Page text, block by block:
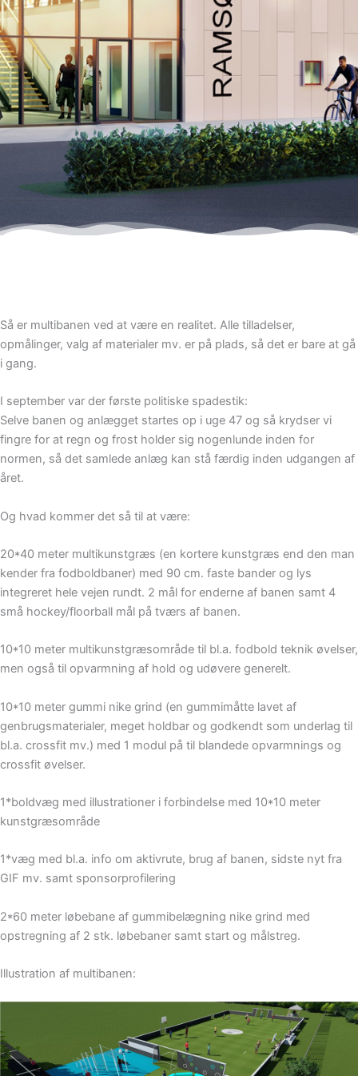
Så er multibanen ved at være en realitet. Alle tilladelser,
opmålinger, valg af materialer mv. er på plads, så det er bare at gå
i gang.
I september var der første politiske spadestik:
Selve banen og anlægget startes op i uge 47 og så krydser vi
fingre for at regn og frost holder sig nogenlunde inden for
normen, så det samlede anlæg kan stå færdig inden udgangen af
året.
Og hvad kommer det så til at være:
20*40 meter multikunstgræs (en kortere kunstgræs end den man
kender fra fodboldbaner) med 90 cm. faste bander og lys
integreret hele vejen rundt. 2 mål for enderne af banen samt 4
små hockey/floorball mål på tværs af banen.
10*10 meter multikunstgræsområde til bl.a. fodbold teknik øvelser,
men også til opvarmning af hold og udøvere generelt.
10*10 meter gummi nike grind (en gummimåtte lavet af
genbrugsmaterialer, meget holdbar og godkendt som underlag til
bl.a. crossfit mv.) med 1 modul på til blandede opvarmnings og
crossfit øvelser.
1*boldvæg med illustrationer i forbindelse med 10*10 meter
kunstgræsområde
1*væg med bl.a. info om aktivrute, brug af banen, sidste nyt fra
GIF mv. samt sponsorprofilering
2*60 meter løbebane af gummibelægning nike grind med
opstregning af 2 stk. løbebaner samt start og målstreg.
Illustration af multibanen: